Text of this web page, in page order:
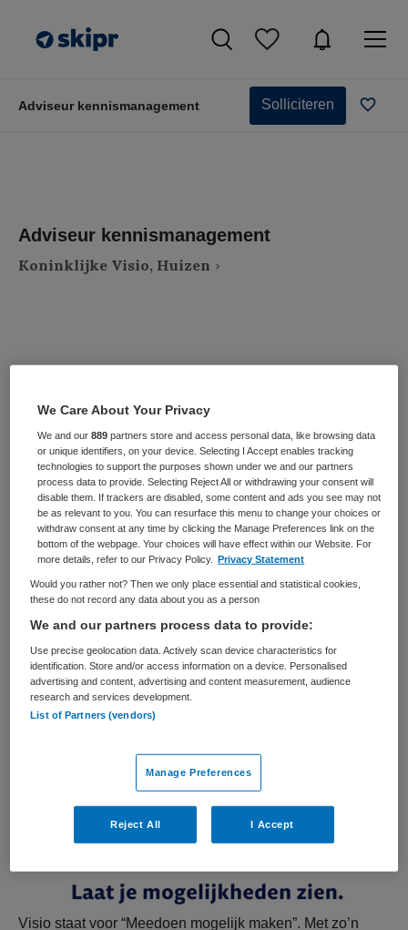
Adviseur kennismanagement Solliciteren
Adviseur kennismanagement
Koninklijke Visio, Huizen
BRANCHE
Gehandicaptenzorg
AANSTELLING
Tijdelijk dienstverband
PLAATSINGSDATUM
8 juni 2026
NIVEAU
Overig
ERVARING
Niet nader bepaald
DIENSTVERBAND
Fulltime
Vacature niet beschikbaar
Deze vacature Adviseur kennismanagement bij
Koninklijke Visio is niet meer actueel. Hieronder staan
enkele vergelijkbare vacatures die voor u wellicht
interessant zijn.
Visio staat voor “Meedoen mogelijk maken”. Met zo’n
We Care About Your Privacy
We and our889 partners store and access personal data, like browsing data
or unique identifiers, on your device. Selecting I Accept enables tracking
technologies to support the purposes shown under we and our partners
process data to provide. Selecting Reject All or withdrawing your consent will
disable them. If trackers are disabled, some content and ads you see may not
be as relevant to you. You can resurface this menu to change your choices or
withdraw consent at any time by clicking the Manage Preferences link on the
bottom of the webpage. Your choices will have effect within our Website. For
more details, refer to our Privacy Policy.
Privacy Statement
Would you rather not? Then we only place essential and statistical cookies,
these do not record any data about you as a person
We and our partners process data to provide:
Use precise geolocation data. Actively scan device characteristics for
identification. Store and/or access information on a device. Personalised
advertising and content, advertising and content measurement, audience
research and services development.
List of Partners (vendors)
Manage Preferences
Reject All I Accept